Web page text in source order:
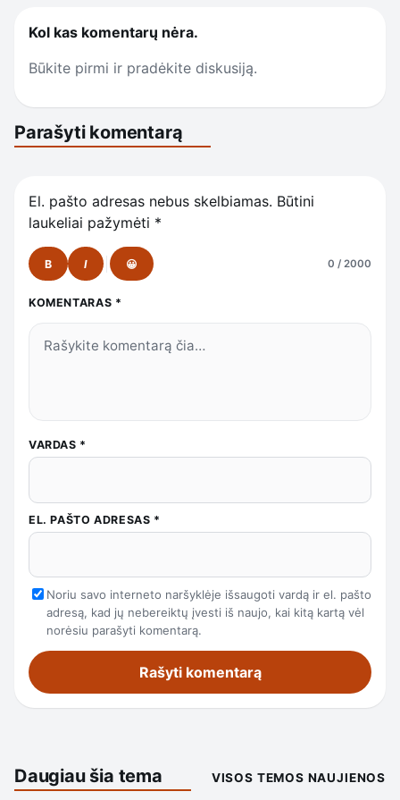
Kol kas komentarų nėra.
Būkite pirmi ir pradėkite diskusiją.
Parašyti komentarą
El. pašto adresas nebus skelbiamas. Būtini
laukeliai pažymėti *
B I 😀 0 / 2000
KOMENTARAS *
VARDAS *
EL. PAŠTO ADRESAS *
Noriu savo interneto naršyklėje išsaugoti vardą ir el. pašto
adresą, kad jų nebereiktų įvesti iš naujo, kai kitą kartą vėl
norėsiu parašyti komentarą.
Daugiau šia tema VISOS TEMOS NAUJIENOS